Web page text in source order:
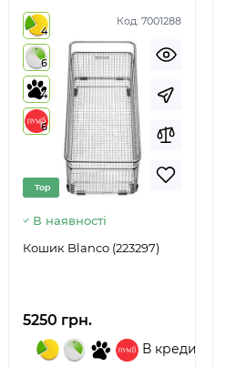
Код: 7001288
4
6
4
6
Top
В наявності
Кошик Blanco (223297)
5250 грн.
В кредит